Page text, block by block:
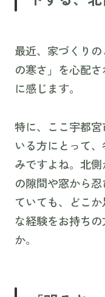
最近、家づくり
の寒さ」を心配
に感じます。
特に、ここ宇都
いる方にとって
みですよね。北
の隙間や窓から
ていても、どこ
な経験をお持ち
か。